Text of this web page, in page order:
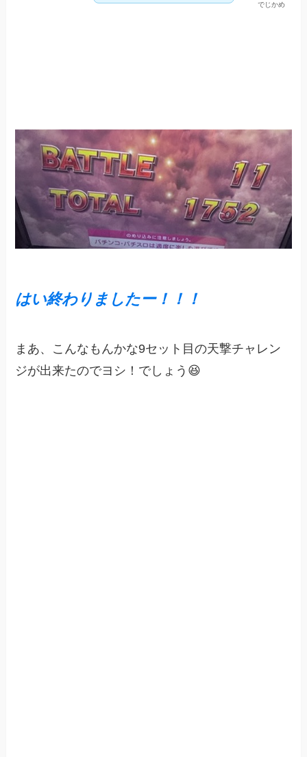
でじかめ
はい終わりましたー！！！
まあ、こんなもんかな9セット目の天撃チャレン
ジが出来たのでヨシ！でしょう😆